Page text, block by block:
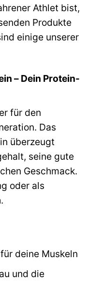
Athlet bist,
Produkte
einige unserer
– Dein Protein-
für den
Das
überzeugt
seine gute
Geschmack.
oder als
deine Muskeln
und die